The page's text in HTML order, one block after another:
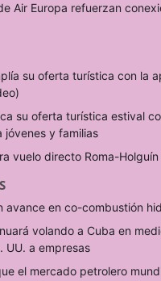
Air Europa refuerzan
su oferta turística con la
su oferta turística estival
jóvenes y familias
vuelo directo Roma-Holguín
avance en co-combustión
volando a Cuba en
UU. a empresas
el mercado petrolero